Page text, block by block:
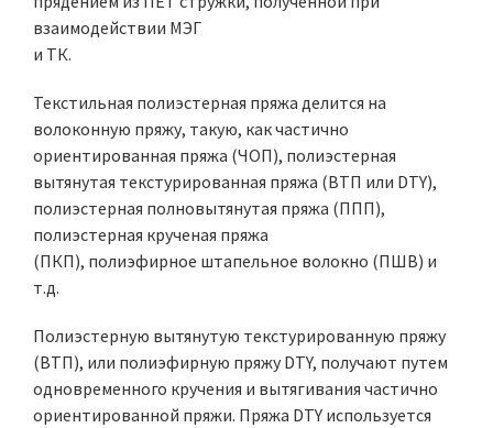
взаимодействии МЭГ
и ТК.
Текстильная полиэстерная пряжа делится на
волоконную пряжу, такую, как частично
ориентированная пряжа (ЧОП), полиэстерная
вытянутая текстурированная пряжа (ВТП или DTY),
полиэстерная полновытянутая пряжа (ППП),
полиэстерная крученая пряжа
(ПКП), полиэфирное штапельное волокно (ПШВ) и
т.д.
Полиэстерную вытянутую текстурированную пряжу
(ВТП), или полиэфирную пряжу DTY, получают путем
одновременного кручения и вытягивания частично
ориентированной пряжи. Пряжа DTY используется